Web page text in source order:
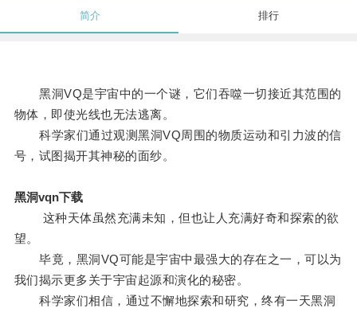
简介 排行
黑洞VQ是宇宙中的一个谜，它们吞噬一切接近其范围的
物体，即使光线也无法逃离。
科学家们通过观测黑洞VQ周围的物质运动和引力波的信
号，试图揭开其神秘的面纱。
黑洞vqn下载
这种天体虽然充满未知，但也让人充满好奇和探索的欲
望。
毕竟，黑洞VQ可能是宇宙中最强大的存在之一，可以为
我们揭示更多关于宇宙起源和演化的秘密。
科学家们相信，通过不懈地探索和研究，终有一天黑洞